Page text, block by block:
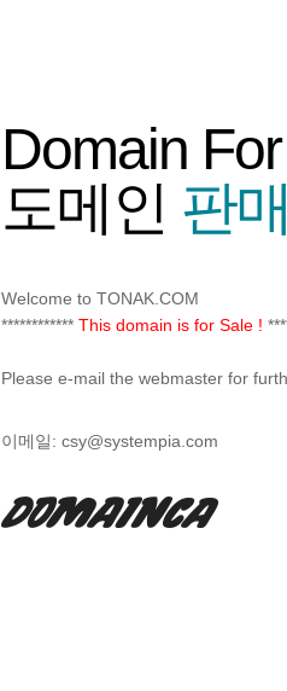
Domain For
도메인 판
Welcome to TONAK.COM
************ This domain is for Sale !
Please e-mail the webmaster for
이메일: csy@systempia.com